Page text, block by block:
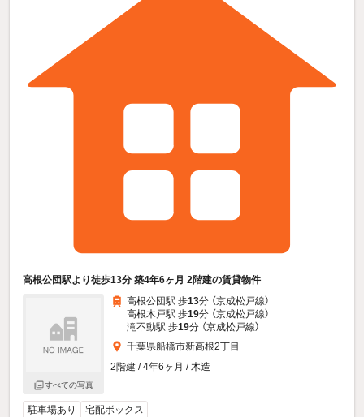
高根公団駅より徒歩13分 築4年6ヶ月 2階建の賃貸物件
すべての写真
高根公団駅 歩13分 （京成松戸線）
高根木戸駅 歩19分 （京成松戸線）
滝不動駅 歩19分 （京成松戸線）
千葉県船橋市新高根2丁目
2階建 / 4年6ヶ月 / 木造
駐車場あり 宅配ボックス